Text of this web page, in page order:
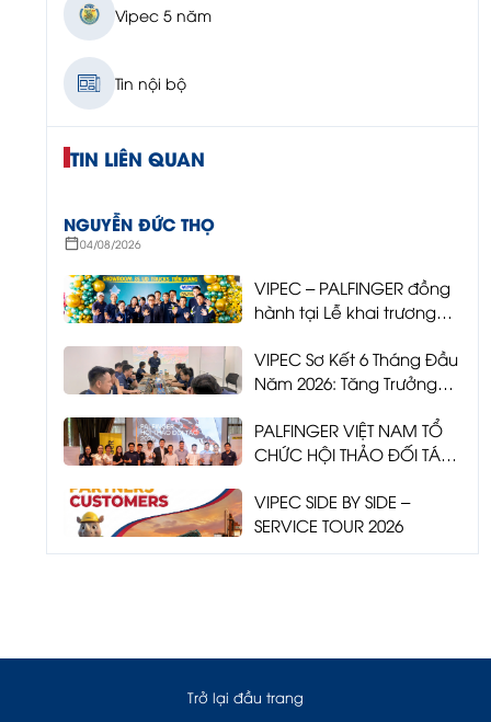
Vipec 5 năm
Tin nội bộ
TIN LIÊN QUAN
04/08/2026
NGUYỄN ĐỨC THỌ
VIPEC – PALFINGER đồng
hành tại Lễ khai trương
Tiền Giang
VIPEC Sơ Kết 6 Tháng Đầu
Năm 2026: Tăng Trưởng
Phẩm – Sẵn Sàng Bứt Phá
PALFINGER VIỆT NAM TỔ
CHỨC HỘI THẢO ĐỐI TÁC
VIPEC ĐỒNG HÀNH KIẾN
TẠO TƯƠNG LAI NGÀNH
CẨU GẬP
VIPEC SIDE BY SIDE –
SERVICE TOUR 2026
Trở lại đầu trang